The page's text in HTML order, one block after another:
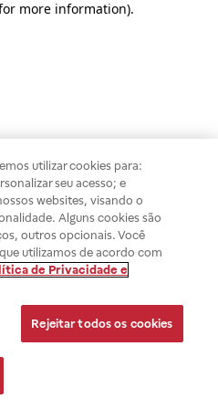
more information).
utilizar cookies para:
seu acesso; e
websites, visando o
Alguns cookies são
outros opcionais. Você
utilizamos de acordo com
de Privacidade e
Rejeitar todos os cookies